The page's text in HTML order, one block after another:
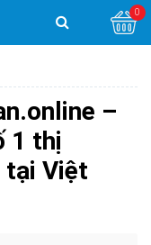
0
–
1 thị
tại Việt